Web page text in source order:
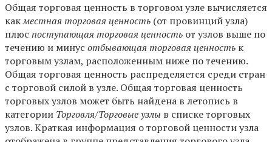
Общая торговая ценность в торговом узле вычисляется
какместная торговая ценность (от провинций узла)
плюс поступающая торговая ценность от узлов выше по
течению и минус отбывающая торговая ценность к
торговым узлам, расположенным ниже по течению.
Общая торговая ценность распределяется среди стран
с торговой силой в узле. Общая торговая ценность
торговых узлов может быть найдена в летопись в
категории Торговля/Торговые узлы в списке торговых
узлов. Краткая информация о торговой ценности узла